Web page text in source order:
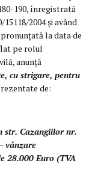
190, înregistrată
2004 și având
pronunţată la data de
pe rolul
anunță
cu strigare, pentru
de:
str. Cazangiilor nr.
–vânzare
28.000 Euro (TVA